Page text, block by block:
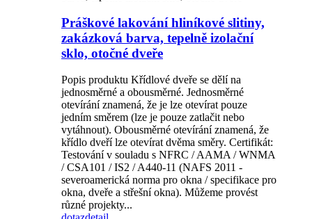
Práškové lakování hliníkové slitiny,
zakázková barva, tepelně izolační
sklo, otočné dveře
Popis produktu Křídlové dveře se dělí na
jednosměrné a obousměrné. Jednosměrné
otevírání znamená, že je lze otevírat pouze
jedním směrem (lze je pouze zatlačit nebo
vytáhnout). Obousměrné otevírání znamená, že
křídlo dveří lze otevírat dvěma směry. Certifikát:
Testování v souladu s NFRC / AAMA / WNMA
/ CSA101 / IS2 / A440-11 (NAFS 2011 -
severoamerická norma pro okna / specifikace pro
okna, dveře a střešní okna). Můžeme provést
různé projekty...